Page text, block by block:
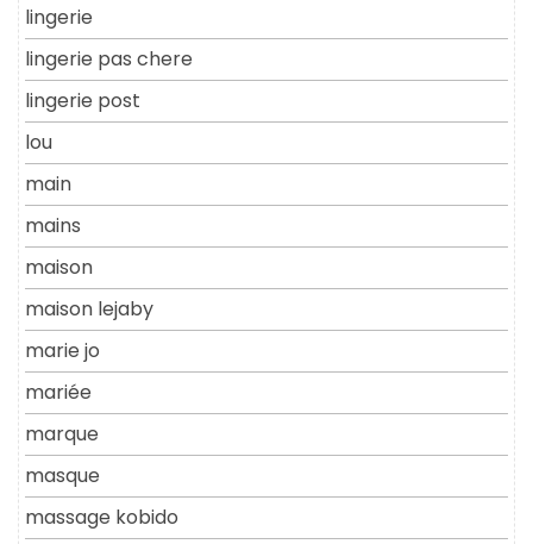
lingerie
lingerie pas chere
lingerie post
lou
main
mains
maison
maison lejaby
marie jo
mariée
marque
masque
massage kobido